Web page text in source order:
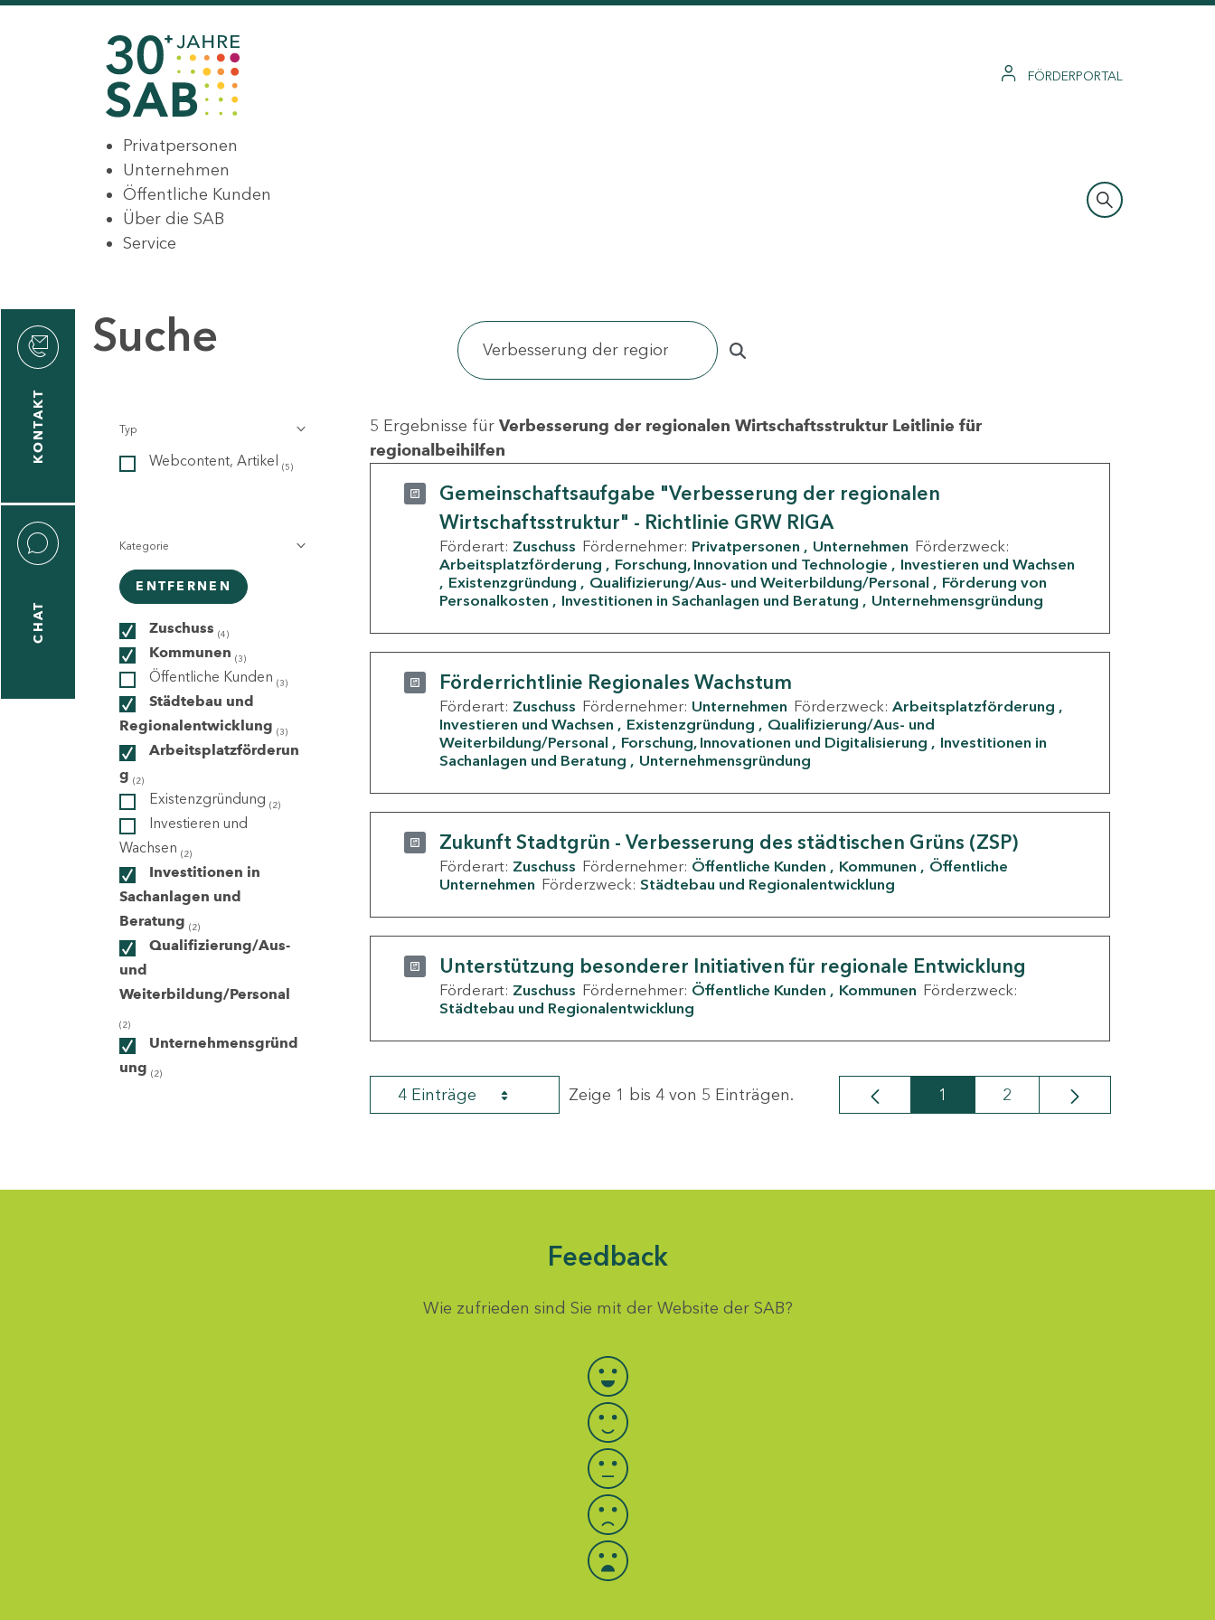
FÖRDERPORTAL
Privatpersonen
Unternehmen
Öffentliche Kunden
Über die SAB
Service
KONTAKT
CHAT
Suche
Typ
Webcontent, Artikel (5)
Kategorie
ENTFERNEN
Zuschuss (4)
Kommunen (3)
Öffentliche Kunden (3)
Städtebau und
Regionalentwicklung (3)
Arbeitsplatzförderun
g (2)
Existenzgründung (2)
Investieren und
Wachsen (2)
Investitionen in
Sachanlagen und
Beratung (2)
Qualifizierung/Aus-
und
Weiterbildung/Personal
(2)
Unternehmensgründ
ung (2)
5 Ergebnisse für Verbesserung der regionalen Wirtschaftsstruktur Leitlinie für
regionalbeihilfen
Gemeinschaftsaufgabe "Verbesserung der regionalen
Wirtschaftsstruktur" - Richtlinie GRW RIGA
Förderart: Zuschuss Fördernehmer: Privatpersonen Unternehmen Förderzweck:
Arbeitsplatzförderung
Forschung, Innovation und Technologie
Investieren und Wachsen
Existenzgründung
Qualifizierung/Aus- und Weiterbildung/Personal
Förderung von
Personalkosten
Investitionen in Sachanlagen und Beratung Unternehmensgründung
Förderrichtlinie Regionales Wachstum
Förderart: Zuschuss Fördernehmer: Unternehmen Förderzweck: Arbeitsplatzförderung
Investieren und Wachsen
Existenzgründung
Qualifizierung/Aus- und
Weiterbildung/Personal
Forschung, Innovationen und Digitalisierung
Investitionen in
Sachanlagen und Beratung
Unternehmensgründung
Zukunft Stadtgrün - Verbesserung des städtischen Grüns (ZSP)
Förderart: Zuschuss Fördernehmer: Öffentliche Kunden Kommunen
Öffentliche
Unternehmen Förderzweck: Städtebau und Regionalentwicklung
Unterstützung besonderer Initiativen für regionale Entwicklung
Förderart: Zuschuss Fördernehmer: Öffentliche Kunden Kommunen Förderzweck:
Städtebau und Regionalentwicklung
4 Einträge Zeige 1 bis 4 von 5 Einträgen. Seite
1 Seite
2
Feedback
Wie zufrieden sind Sie mit der Website der SAB?
Bewertung auswählen